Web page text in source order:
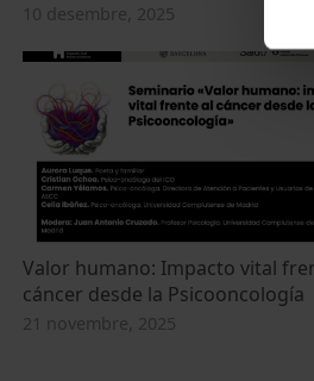
10 desembre, 2025
Valor humano: Impacto vital
cáncer desde la Psicooncología
21 novembre, 2025